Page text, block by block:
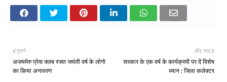
और नया
सरकार के एक वर्ष के कार्यक्रमों पर दें विशेष
ध्यान : जिला कलेक्टर
पुराने
अजयमेरु प्रेस क्लब रजत जयंती वर्ष के लोगो
का किया अनावरण